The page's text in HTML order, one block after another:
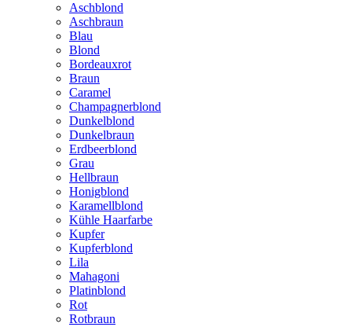
Aschblond
Aschbraun
Blau
Blond
Bordeauxrot
Braun
Caramel
Champagnerblond
Dunkelblond
Dunkelbraun
Erdbeerblond
Grau
Hellbraun
Honigblond
Karamellblond
Kühle Haarfarbe
Kupfer
Kupferblond
Lila
Mahagoni
Platinblond
Rot
Rotbraun